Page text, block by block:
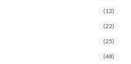
(12)
(22)
(25)
(48)